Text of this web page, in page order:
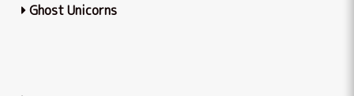
Ghost Unicorns